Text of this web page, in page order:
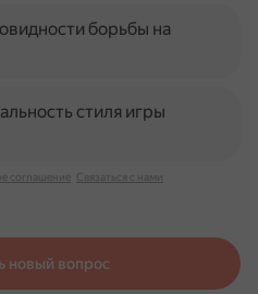
борьбы на
стиля игры
соглашение Связаться с нами
новый вопрос